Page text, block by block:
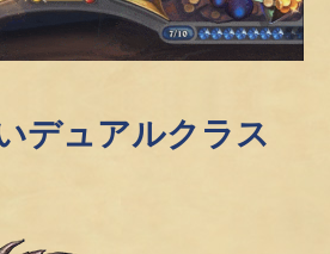
デュアルクラス